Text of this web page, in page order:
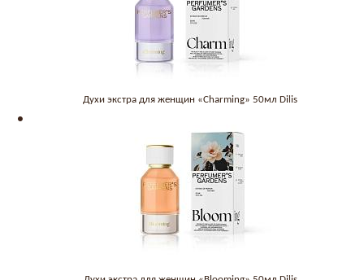
Духи экстра для женщин «Charming» 50мл Dilis